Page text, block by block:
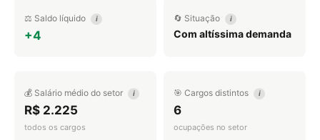
⚖️ Saldo líquido i
+4
🔄 Situação i
Com altíssima demanda
💰 Salário médio do setor i
R$ 2.225
todos os cargos
🎯 Cargos distintos i
6
ocupações no setor